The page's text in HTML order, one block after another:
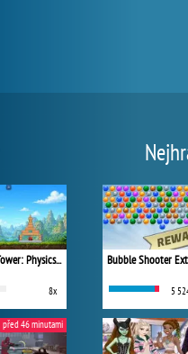
One Shot Tower: Physics Destroyer
8x
před 46 minutami
Bubble Shooter
5